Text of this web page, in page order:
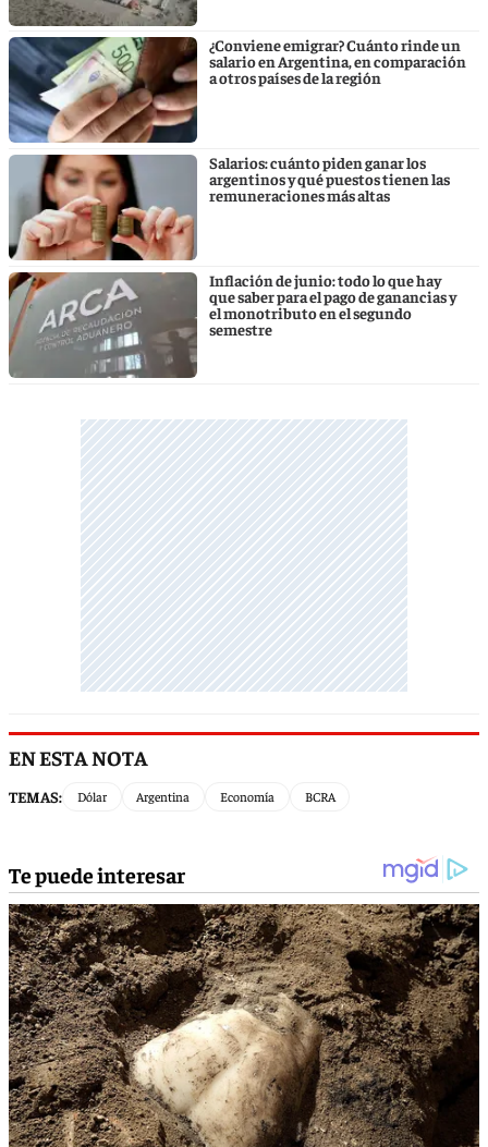
¿Conviene emigrar? Cuánto rinde un
salario en Argentina, en comparación
a otros países de la región
Salarios: cuánto piden ganar los
argentinos y qué puestos tienen las
remuneraciones más altas
Inflación de junio: todo lo que hay
que saber para el pago de ganancias y
el monotributo en el segundo
semestre
EN ESTA NOTA
TEMAS: Dólar Argentina Economía BCRA